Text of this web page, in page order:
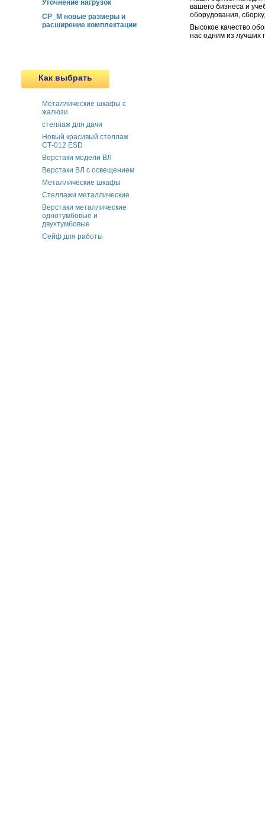
Уточнение нагрузок
СР_М новые размеры и
расширение комплектации
Как выбрать
Металлические шкафы с
жалюзи
cтеллаж для дачи
Новый красивый стеллаж
СТ-012 ESD
Верстаки модели ВЛ
Верстаки ВЛ с освещением
Металлические шкафы
Стеллажи металлические
Верстаки металлические
однотумбовые и
двухтумбовые
Сейф для работы
вашего бизнеса и
оборудования,
Высокое качество
нас одним из лучших